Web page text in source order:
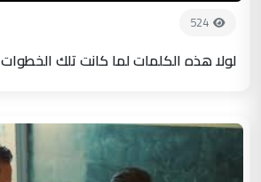
524
لولا هذه الكلمات لما كانت تلك الخطوات